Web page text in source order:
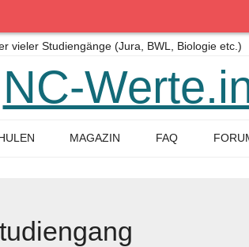
vieler Studiengänge (Jura, BWL, Biologie etc.)
NC-
MAGAZIN FAQ